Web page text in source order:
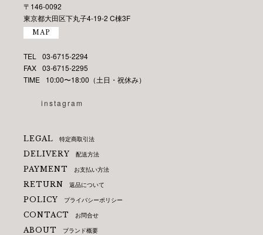
〒146-0092
東京都大田区下丸子4-19-2 C棟3F
MAP
TEL
03-6715-2294
FAX 03-6715-2295
TIME
10:00〜18:00（土日・祝休み）
instagram
LEGAL 特定商取引法
DELIVERY 配送方法
PAYMENT お支払い方法
RETURN 返品について
POLICY プライバシーポリシー
CONTACT お問合せ
ABOUT ブランド概要